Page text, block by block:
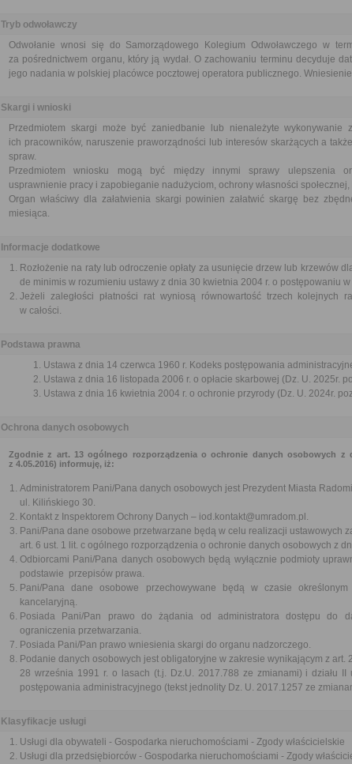
Tryb odwoławczy
Odwołanie wnosi się do Samorządowego Kolegium Odwoławczego w
za pośrednictwem organu, który ją wydał. O zachowaniu terminu decyduje
jego nadania w polskiej placówce pocztowej operatora publicznego. Wniesienie
Skargi i wnioski
Przedmiotem skargi może być zaniedbanie lub nienależyte wykonywanie
ich pracowników, naruszenie praworządności lub interesów skarżących a
spraw.
Przedmiotem wniosku mogą być między innymi sprawy ulepszenia
usprawnienie pracy i zapobieganie nadużyciom, ochrony własności
Organ właściwy dla załatwienia skargi powinien załatwić skargę bez
miesiąca.
Informacje dodatkowe
Rozłożenie na raty lub odroczenie opłaty za usunięcie drzew lub krzewów
de minimis w rozumieniu ustawy z dnia 30 kwietnia 2004 r. o postępowaniu
Jeżeli zaległości płatności rat wyniosą równowartość trzech kolejnych
w całości.
Podstawa prawna
Ustawa z dnia 14 czerwca 1960 r. Kodeks postępowania
Ustawa z dnia 16 listopada 2006 r. o opłacie skarbowej (Dz. U. 2025r.
Ustawa z dnia 16 kwietnia 2004 r. o ochronie przyrody (Dz. U. 2024r.
Ochrona danych osobowych
Zgodnie z art. 13 ogólnego rozporządzenia o ochronie danych osobowych z
z 4.05.2016) informuję, iż:
Administratorem Pani/Pana danych osobowych jest Prezydent Miasta
ul. Kilińskiego 30.
Kontakt z Inspektorem Ochrony Danych – iod.kontakt@umradom.pl.
Pani/Pana dane osobowe przetwarzane będą w celu realizacji ustawowych
art. 6 ust. 1 lit. c ogólnego rozporządzenia o ochronie danych osobowych z
Odbiorcami Pani/Pana danych osobowych będą wyłącznie podmioty
podstawie przepisów prawa.
Pani/Pana dane osobowe przechowywane będą w czasie
kancelaryjną.
Posiada Pani/Pan prawo do żądania od administratora dostępu do
ograniczenia przetwarzania.
Posiada Pani/Pan prawo wniesienia skargi do organu nadzorczego.
Podanie danych osobowych jest obligatoryjne w zakresie wynikającym z art.
28 września 1991 r. o lasach (t.j. Dz.U. 2017.788 ze zmianami) i działu
postępowania administracyjnego (tekst jednolity Dz. U. 2017.1257 ze
Klasyfikacje usługi
Usługi dla obywateli - Gospodarka nieruchomościami - Zgody właścicielskie
Usługi dla przedsiębiorców - Gospodarka nieruchomościami - Zgody